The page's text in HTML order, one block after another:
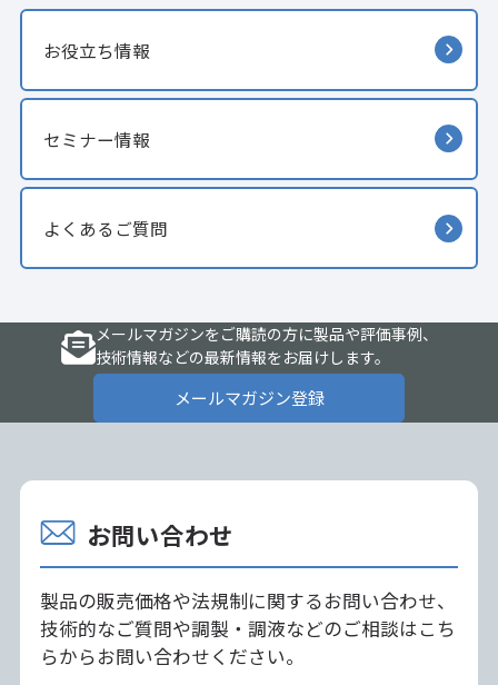
お役立ち情報
セミナー情報
よくあるご質問
メールマガジンをご購読の方に製品や評価事例、
技術情報などの最新情報をお届けします。
メールマガジン登録
お問い合わせ
製品の販売価格や法規制に関するお問い合わせ、
技術的なご質問や調製・調液などのご相談はこち
らからお問い合わせください。